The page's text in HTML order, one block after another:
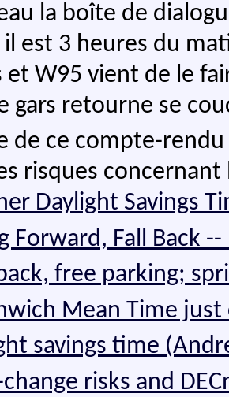
la boîte de
il est 3 heures du
et W95 vient de le
gars retourne se
de ce compte-
risques
Daylight Savings
Forward, Fall Back
free parking;
Mean Time
savings time
risks and